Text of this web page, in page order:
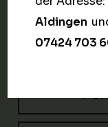
Aldingen
07424 703